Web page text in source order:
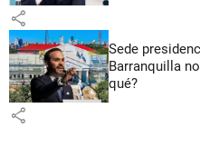
share
Sede
Barranquilla
qué?
share